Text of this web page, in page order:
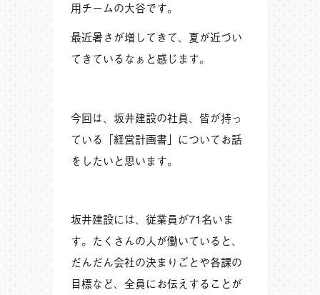
用チームの大谷です。
最近暑さが増してきて、夏が近づい
てきているなぁと感じます。
今回は、坂井建設の社員、皆が持っ
ている「経営計画書」についてお話
をしたいと思います。
坂井建設には、従業員が71名いま
す。たくさんの人が働いていると、
だんだん会社の決まりごとや各課の
目標など、全員にお伝えすることが